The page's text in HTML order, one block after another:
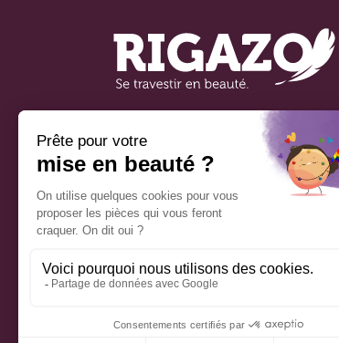
française spécialisée dans
le travestissement de
Réseaux sociaux
Mentions légales